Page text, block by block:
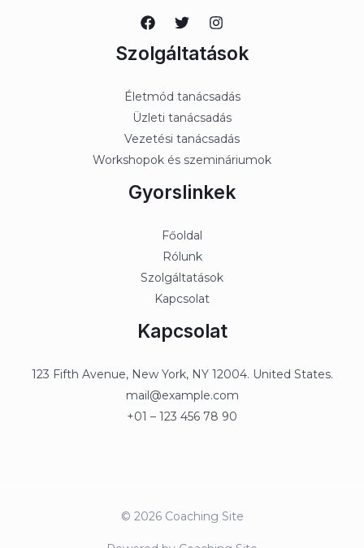
Szolgáltatások
Életmód tanácsadás
Üzleti tanácsadás
Vezetési tanácsadás
Workshopok és szemináriumok
Gyorslinkek
Főoldal
Rólunk
Szolgáltatások
Kapcsolat
Kapcsolat
123 Fifth Avenue, New York, NY 12004. United States.
mail@example.com
+01 – 123 456 78 90
© 2026 Coaching Site